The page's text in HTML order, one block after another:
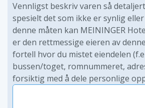
Vennligst beskriv varen så
spesielt det som ikke er synlig
denne måten kan MEININGER
er den rettmessige eieren av
fortell hvor du mistet eiendelen
bussen/toget, romnummeret,
forsiktig med å dele personlige